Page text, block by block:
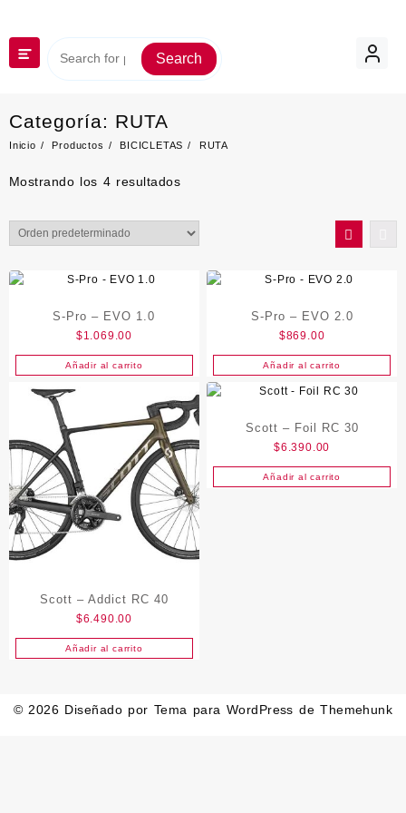
contenido
Search
Categoría: RUTA
Inicio Productos BICICLETAS RUTA
Mostrando los 4 resultados
S-Pro – EVO 1.0
$1.069.00
Añadir al carrito
S-Pro – EVO 2.0
$869.00
Añadir al carrito
Scott – Addict RC 40
$6.490.00
Añadir al carrito
Scott – Foil RC 30
$6.390.00
Añadir al carrito
© 2026 Diseñado por Tema para WordPress de Themehunk